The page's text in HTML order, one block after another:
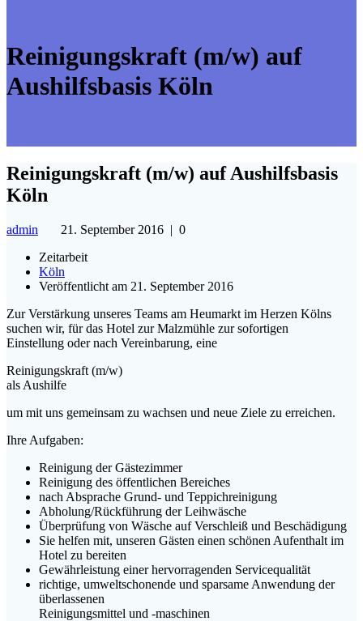
Reinigungskraft (m/w) auf
Aushilfsbasis Köln
Reinigungskraft (m/w) auf Aushilfsbasis
Köln
admin 21. September 2016 | 0
Zeitarbeit
Köln
Veröffentlicht am 21. September 2016
Zur Verstärkung unseres Teams am Heumarkt im Herzen Kölns
suchen wir, für das Hotel zur Malzmühle zur sofortigen
Einstellung oder nach Vereinbarung, eine
Reinigungskraft (m/w)
als Aushilfe
um mit uns gemeinsam zu wachsen und neue Ziele zu erreichen.
Ihre Aufgaben:
Reinigung der Gästezimmer
Reinigung des öffentlichen Bereiches
nach Absprache Grund- und Teppichreinigung
Abholung/Rückführung der Leihwäsche
Überprüfung von Wäsche auf Verschleiß und Beschädigung
Sie helfen mit, unseren Gästen einen schönen Aufenthalt im
Hotel zu bereiten
Gewährleistung einer hervorragenden Servicequalität
richtige, umweltschonende und sparsame Anwendung der
überlassenen
Reinigungsmittel und -maschinen